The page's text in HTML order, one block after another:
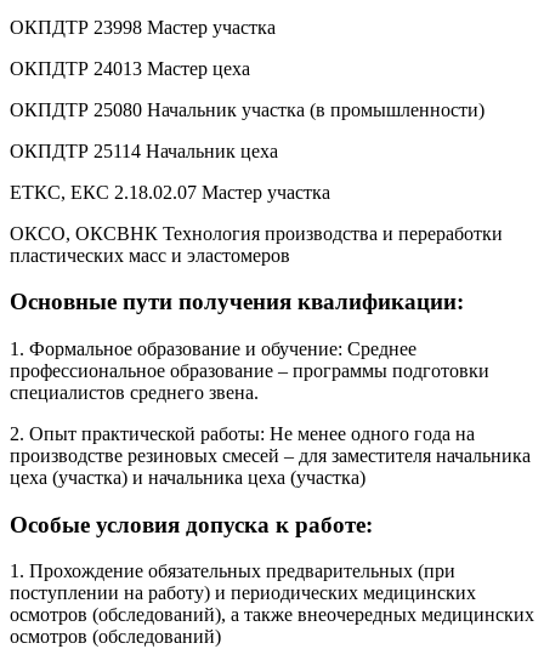
ОКПДТР 23998 Мастер участка
ОКПДТР 24013 Мастер цеха
ОКПДТР 25080 Начальник участка (в промышленности)
ОКПДТР 25114 Начальник цеха
ЕТКС, ЕКС 2.18.02.07 Мастер участка
ОКСО, ОКСВНК Технология производства и переработки
пластических масс и эластомеров
Основные пути получения квалификации:
1. Формальное образование и обучение: Среднее
профессиональное образование – программы подготовки
специалистов среднего звена.
2. Опыт практической работы: Не менее одного года на
производстве резиновых смесей – для заместителя начальника
цеха (участка) и начальника цеха (участка)
Особые условия допуска к работе:
1. Прохождение обязательных предварительных (при
поступлении на работу) и периодических медицинских
осмотров (обследований), а также внеочередных медицинских
осмотров (обследований)